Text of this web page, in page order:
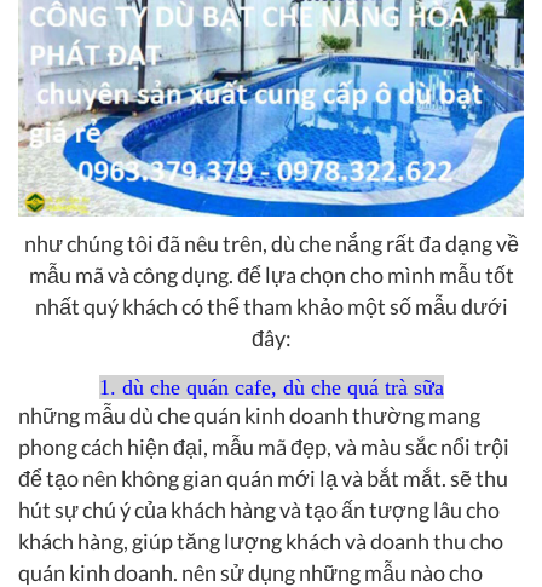
như chúng tôi đã nêu trên, dù che nắng rất đa dạng về
mẫu mã và công dụng. để lựa chọn cho mình mẫu tốt
nhất quý khách có thể tham khảo một số mẫu dưới
đây:
1. dù che quán cafe, dù che quá trà sữa
những mẫu dù che quán kinh doanh thường mang
phong cách hiện đại, mẫu mã đẹp, và màu sắc nổi trội
để tạo nên không gian quán mới lạ và bắt mắt. sẽ thu
hút sự chú ý của khách hàng và tạo ấn tượng lâu cho
khách hàng, giúp tăng lượng khách và doanh thu cho
quán kinh doanh. nên sử dụng những mẫu nào cho